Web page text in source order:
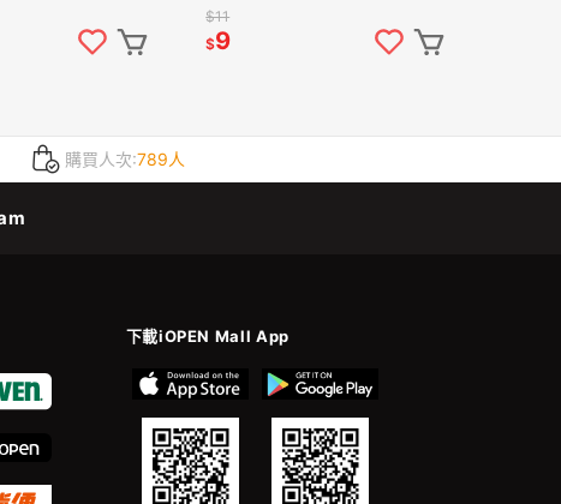
DIY 免打孔螺絲
絲帽蓋
孔 代釘膠 黏著劑 萬能膠 強力黏
膠 樹脂膠 免釘膠 牆壁
$11
$9
購買人次:789人
下載iOPEN Mall App